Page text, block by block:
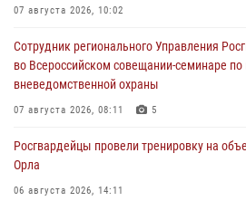
07 августа 2026, 10:02
Сотрудник регионального Управления
во Всероссийском совещании-семинаре по
вневедомственной охраны
07 августа 2026, 08:11 5
Росгвардейцы провели тренировку на
Орла
06 августа 2026, 14:11